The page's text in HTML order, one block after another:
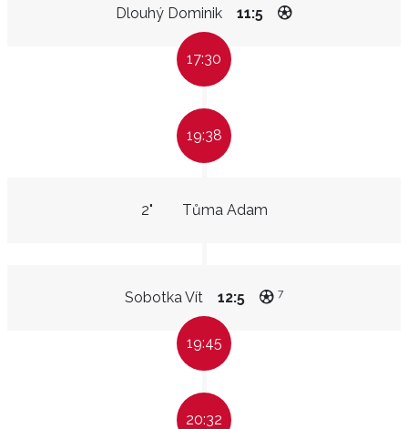
Dlouhý Dominik 11:5
17:30
19:38
Tůma Adam
2"
Sobotka Vít 12:5 7
19:45
20:32